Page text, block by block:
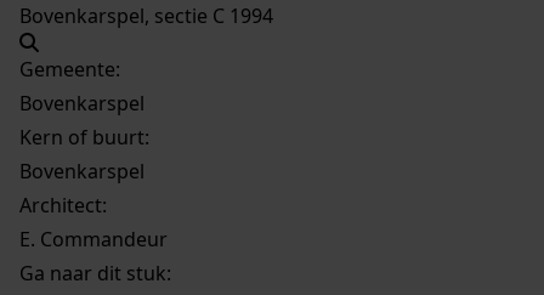
Bovenkarspel, sectie C 1994
Gemeente:
Bovenkarspel
Kern of buurt:
Bovenkarspel
Architect:
E. Commandeur
Ga naar dit stuk: